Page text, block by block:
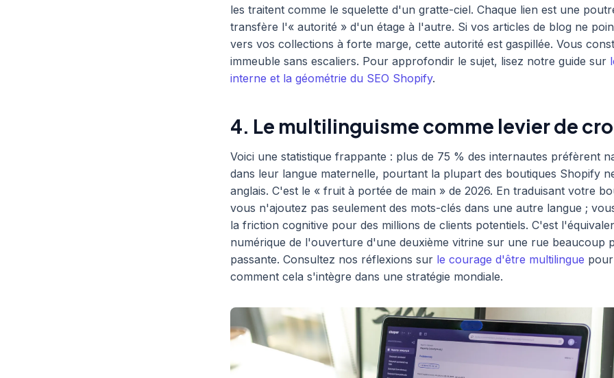
les traitent comme le squelette d'un gratte-ciel. Chaque lien est une
transfère l'« autorité » d'un étage à l'autre. Si vos articles de blog ne
vers vos collections à forte marge, cette autorité est gaspillée. Vous
immeuble sans escaliers. Pour approfondir le sujet, lisez notre guide sur
interne et la géométrie du SEO Shopify.
4. Le multilinguisme comme levier de
Voici une statistique frappante : plus de 75 % des internautes préfèrent
dans leur langue maternelle, pourtant la plupart des boutiques Shopify
anglais. C'est le « fruit à portée de main » de 2026. En traduisant votre
vous n'ajoutez pas seulement des mots-clés dans une autre langue ;
la friction cognitive pour des millions de clients potentiels. C'est
numérique de l'ouverture d'une deuxième vitrine sur une rue beaucoup
passante. Consultez nos réflexions sur le courage d'être multilingue
comment cela s'intègre dans une stratégie mondiale.